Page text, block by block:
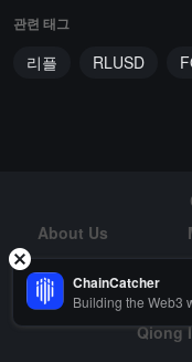
관련 태그
리플 RLUSD
About Us
Risk Warning
Qiong
ChainCatcher
Building the Web3